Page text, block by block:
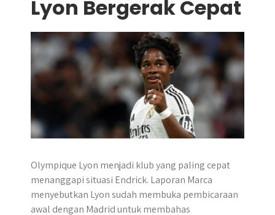
Lyon Bergerak Cepat
Olympique Lyon menjadi klub yang paling cepat
menanggapi situasi Endrick. Laporan Marca
menyebutkan Lyon sudah membuka pembicaraan
awal dengan Madrid untuk membahas